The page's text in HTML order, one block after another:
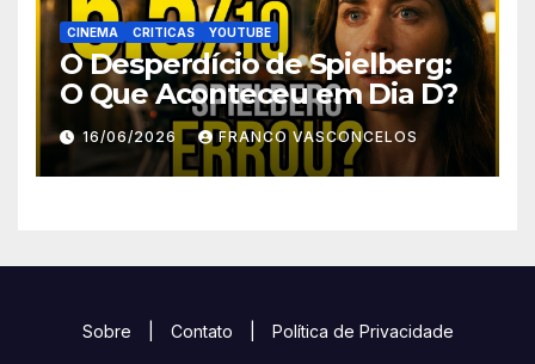
CINEMA CRITICAS YOUTUBE
O Desperdício de Spielberg:
O Que Aconteceu em Dia D?
16/06/2026 FRANCO VASCONCELOS
Sobre Contato Política de Privacidade